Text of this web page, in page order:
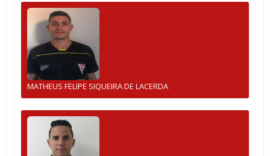
MATHEUS FELIPE SIQUEIRA DE LACERDA